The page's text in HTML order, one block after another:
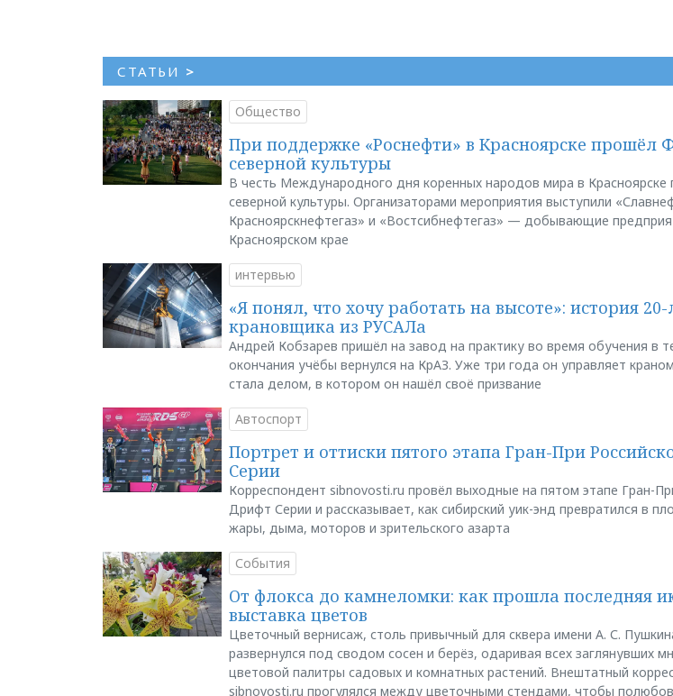
СТАТЬИ >
Общество
При поддержке «Роснефти» в Красноярске прошёл
северной культуры
В честь Международного дня коренных народов мира в Красноярске
северной культуры. Организаторами мероприятия выступили
Красноярскнефтегаз» и «Востсибнефтегаз» — добывающие
Красноярском крае
интервью
«Я понял, что хочу работать на высоте»: история 20-
крановщика из РУСАЛа
Андрей Кобзарев пришёл на завод на практику во время обучения в
окончания учёбы вернулся на КрАЗ. Уже три года он управляет
стала делом, в котором он нашёл своё призвание
Автоспорт
Портрет и оттиски пятого этапа Гран-При
Серии
Корреспондент sibnovosti.ru провёл выходные на пятом этапе Гран-
Дрифт Серии и рассказывает, как сибирский уик-энд превратился в
жары, дыма, моторов и зрительского азарта
События
От флокса до камнеломки: как прошла последняя
выставка цветов
Цветочный вернисаж, столь привычный для сквера имени А. С.
развернулся под сводом сосен и берёз, одаривая всех заглянувших
цветовой палитры садовых и комнатных растений. Внештатный
sibnovosti.ru прогулялся между цветочными стендами, чтобы